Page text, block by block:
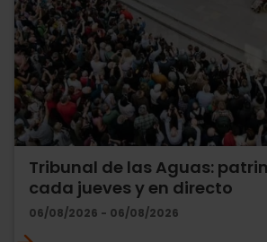
Tribunal de las Aguas:
cada jueves y en directo
06/08/2026 - 06/08/2026